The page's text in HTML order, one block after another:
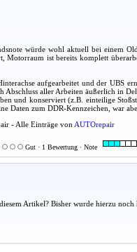
würde wohl aktuell bei einem
Motorraum ist bereits komplett
aufgearbeitet und der UBS
Abschluss aller Arbeiten äußerlich in
und konserviert (z.B. einteilige
Daten zum DDR-Kennzeichen, war
- Alle Einträge von AUTOrepair
Gut · 1 Bewertung · Note
Artikel? Bisher wurde hierzu